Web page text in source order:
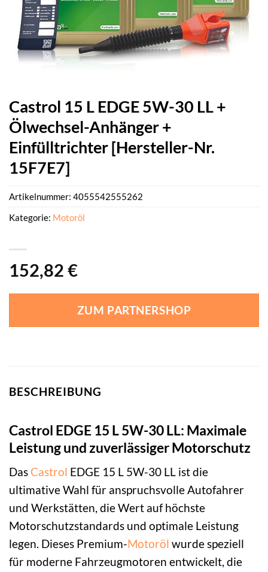
Castrol 15 L EDGE 5W-30 LL +
Ölwechsel-Anhänger +
Einfülltrichter [Hersteller-Nr.
15F7E7]
152,82 €
ZUM PARTNERSHOP
Artikelnummer: 4055542555262
Kategorie: Motoröl
BESCHREIBUNG
Castrol EDGE 15 L 5W-30 LL: Maximale
Leistung und zuverlässiger Motorschutz
Das Castrol EDGE 15 L 5W-30 LL ist die
ultimative Wahl für anspruchsvolle Autofahrer
und Werkstätten, die Wert auf höchste
Motorschutzstandards und optimale Leistung
legen. Dieses Premium-Motoröl wurde speziell
für moderne Fahrzeugmotoren entwickelt, die